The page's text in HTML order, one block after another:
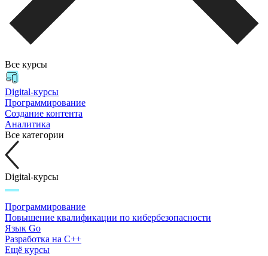
Все курсы
Digital-курсы
Программирование
Создание контента
Аналитика
Все категории
Digital-курсы
Программирование
Повышение квалификации по кибербезопасности
Язык Go
Разработка на C++
Ещё курсы